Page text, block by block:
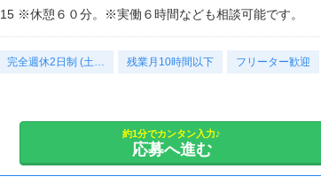
※休憩６０分。※実働６時間なども相談可能です。
完全週休2日制 (土… 残業月10時間以下 フリーター歓迎
約1分でカンタン入力♪
応募へ進む